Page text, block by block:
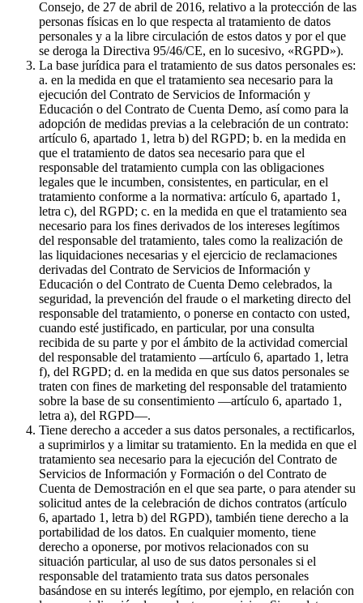
Consejo, de 27 de abril de 2016, relativo a la protección de las
personas físicas en lo que respecta al tratamiento de datos
personales y a la libre circulación de estos datos y por el que
se deroga la Directiva 95/46/CE, en lo sucesivo, «RGPD»).
La base jurídica para el tratamiento de sus datos personales es:
a. en la medida en que el tratamiento sea necesario para la
ejecución del Contrato de Servicios de Información y
Educación o del Contrato de Cuenta Demo, así como para la
adopción de medidas previas a la celebración de un contrato:
artículo 6, apartado 1, letra b) del RGPD; b. en la medida en
que el tratamiento de datos sea necesario para que el
responsable del tratamiento cumpla con las obligaciones
legales que le incumben, consistentes, en particular, en el
tratamiento conforme a la normativa: artículo 6, apartado 1,
letra c), del RGPD; c. en la medida en que el tratamiento sea
necesario para los fines derivados de los intereses legítimos
del responsable del tratamiento, tales como la realización de
las liquidaciones necesarias y el ejercicio de reclamaciones
derivadas del Contrato de Servicios de Información y
Educación o del Contrato de Cuenta Demo celebrados, la
seguridad, la prevención del fraude o el marketing directo del
responsable del tratamiento, o ponerse en contacto con usted,
cuando esté justificado, en particular, por una consulta
recibida de su parte y por el ámbito de la actividad comercial
del responsable del tratamiento —artículo 6, apartado 1, letra
f), del RGPD; d. en la medida en que sus datos personales se
traten con fines de marketing del responsable del tratamiento
sobre la base de su consentimiento —artículo 6, apartado 1,
letra a), del RGPD—.
Tiene derecho a acceder a sus datos personales, a rectificarlos,
a suprimirlos y a limitar su tratamiento. En la medida en que el
tratamiento sea necesario para la ejecución del Contrato de
Servicios de Información y Formación o del Contrato de
Cuenta de Demostración en el que sea parte, o para atender su
solicitud antes de la celebración de dichos contratos (artículo
6, apartado 1, letra b) del RGPD), también tiene derecho a la
portabilidad de los datos. En cualquier momento, tiene
derecho a oponerse, por motivos relacionados con su
situación particular, al uso de sus datos personales si el
responsable del tratamiento trata sus datos personales
basándose en su interés legítimo, por ejemplo, en relación con